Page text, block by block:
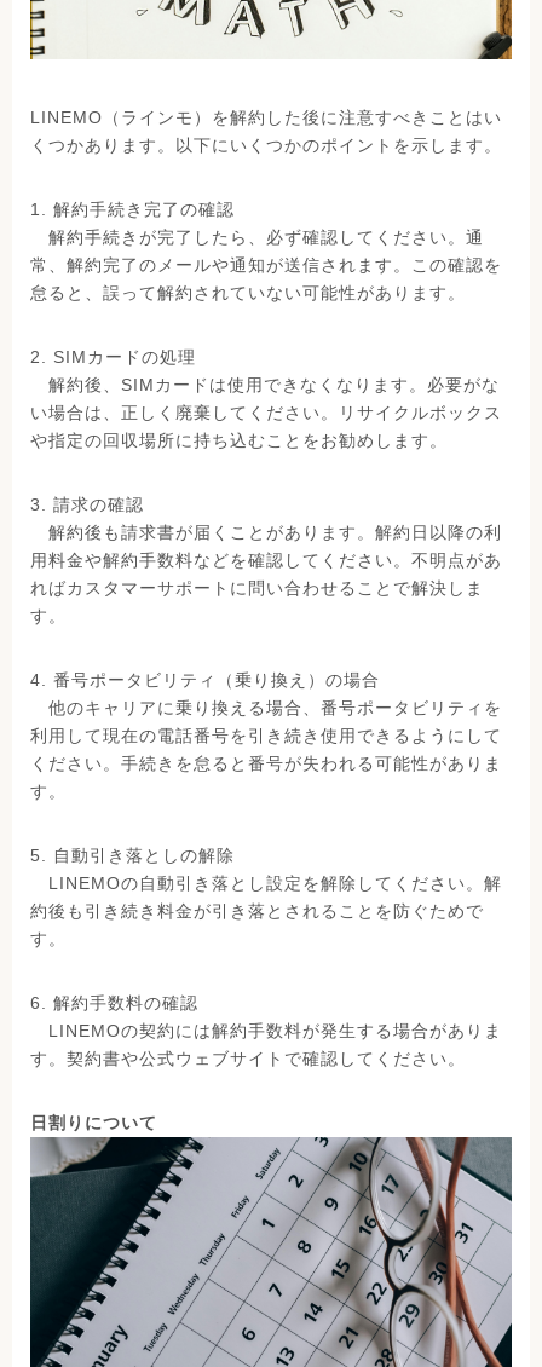
LINEMO（ラインモ）を解約した後に注意すべきことはい
くつかあります。以下にいくつかのポイントを示します。
1. 解約手続き完了の確認
解約手続きが完了したら、必ず確認してください。通
常、解約完了のメールや通知が送信されます。この確認を
怠ると、誤って解約されていない可能性があります。
2. SIMカードの処理
解約後、SIMカードは使用できなくなります。必要がな
い場合は、正しく廃棄してください。リサイクルボックス
や指定の回収場所に持ち込むことをお勧めします。
3. 請求の確認
解約後も請求書が届くことがあります。解約日以降の利
用料金や解約手数料などを確認してください。不明点があ
ればカスタマーサポートに問い合わせることで解決しま
す。
4. 番号ポータビリティ（乗り換え）の場合
他のキャリアに乗り換える場合、番号ポータビリティを
利用して現在の電話番号を引き続き使用できるようにして
ください。手続きを怠ると番号が失われる可能性がありま
す。
5. 自動引き落としの解除
LINEMOの自動引き落とし設定を解除してください。解
約後も引き続き料金が引き落とされることを防ぐためで
す。
6. 解約手数料の確認
LINEMOの契約には解約手数料が発生する場合がありま
す。契約書や公式ウェブサイトで確認してください。
日割りについて